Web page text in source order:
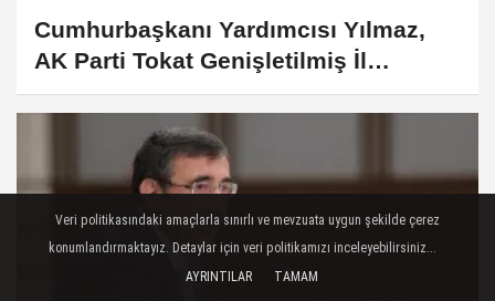
Cumhurbaşkanı Yardımcısı Yılmaz,
AK Parti Tokat Genişletilmiş İl
Danışma Meclisi Toplantısı'nda
Veri politikasındaki amaçlarla sınırlı ve mevzuata uygun şekilde çerez
konumlandırmaktayız. Detaylar için veri politikamızı inceleyebilirsiniz...
AYRINTILAR
TAMAM